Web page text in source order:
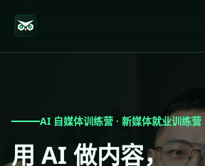
AI 自媒体训练营 · 新媒体就业训练营
用 AI 做内容，